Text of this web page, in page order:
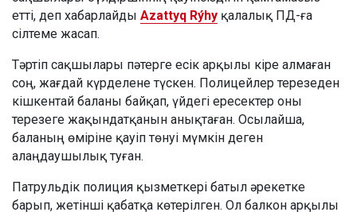
етті, деп хабарлайды Azattyq Rýhy қалалық ПД-ға
сілтеме жасап.
Тәртіп сақшылары пәтерге есік арқылы кіре алмаған
соң, жағдай күрделене түскен. Полицейлер терезеден
кішкентай баланы байқап, үйдегі ересектер оны
терезеге жақындатқанын анықтаған. Осылайша,
баланың өміріне қауіп төнуі мүмкін деген
алаңдаушылық туған.
Патрульдік полиция қызметкері батыл әрекетке
барып, жетінші қабатқа көтерілген. Ол балкон арқылы